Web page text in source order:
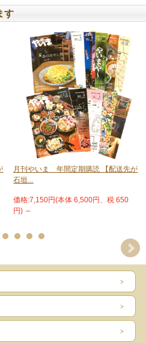
（すずきくにひこ）
芳典ユー。（大竹芳典）
がゆく、YABIっち！のダブルダッチ日記
記、むかし八重山と島の風景と歴史、
REPORTとサステナブルアイランド石
月連載です。
す
月刊やいま 年間定期購読 【配送先が
石垣...
価格:7,150円(本体 6,500円、税 650
円) ～